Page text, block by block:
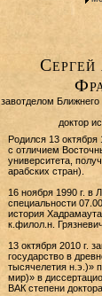
Сергей
завотделом
доктор
Родился 13 октября
с отличием
университета,
арабских стран).
16 ноября 1990 г.
специальности
история
к.филол.н.
13 октября 2010 г.
государство в
тысячелетия н.э.)»
мир)» в
ВАК степени